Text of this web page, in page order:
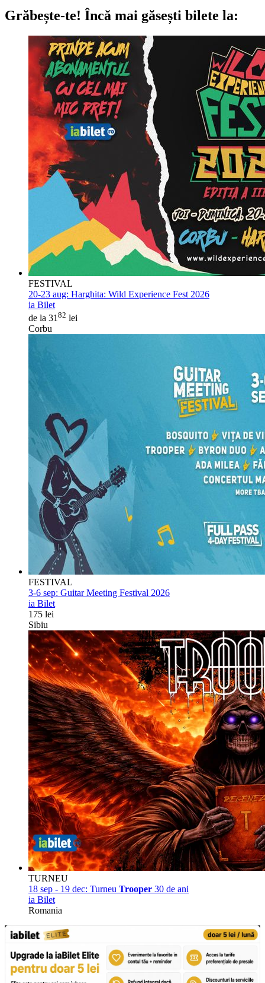
Grăbește-te! Încă mai găsești bilete la:
FESTIVAL
20-23 aug: Harghita: Wild Experience Fest 2026
ia Bilet
de la 31 82 lei
Corbu
FESTIVAL
3-6 sep: Guitar Meeting Festival 2026
ia Bilet
175 lei
Sibiu
TURNEU
18 sep - 19 dec: Turneu Trooper 30 de ani
ia Bilet
Romania